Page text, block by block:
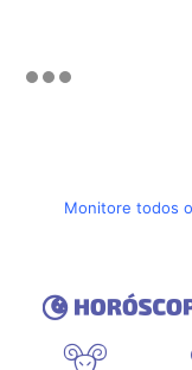
Monitore todos